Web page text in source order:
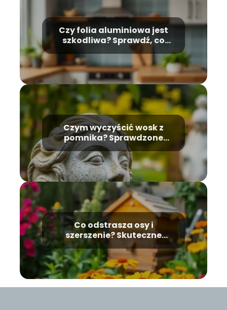
Czy folia aluminiowa jest
szkodliwa? Sprawdź, co
mówią badania
Czym wyczyścić wosk z
pomnika? Sprawdzone
metody usuwania plam
Co odstrasza osy i
szerszenie? Skuteczne
metody na te owady